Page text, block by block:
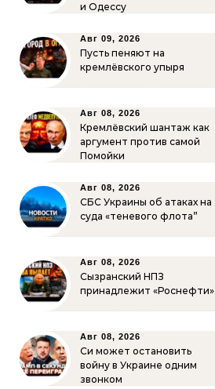
и Одессу
Авг 09, 2026
Пусть пеняют на
кремлёвского упыря
Авг 08, 2026
Кремлёвский шантаж как
аргумент против самой
Помойки
Авг 08, 2026
СБС Украины об атаках на
суда «теневого флота”
Авг 08, 2026
Сызранский НПЗ
принадлежит «Роснефти»
Авг 08, 2026
Си может остановить
войну в Украине одним
звонком